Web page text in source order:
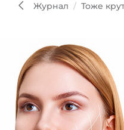
Журнал Тоже